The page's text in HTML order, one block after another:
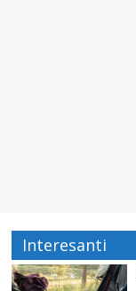
Interesanti